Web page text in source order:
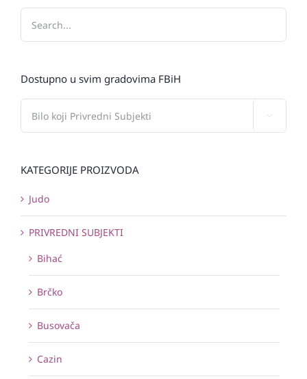
Dostupno u svim gradovima FBiH
KATEGORIJE PROIZVODA
Judo
PRIVREDNI SUBJEKTI
Bihać
Brčko
Busovača
Cazin